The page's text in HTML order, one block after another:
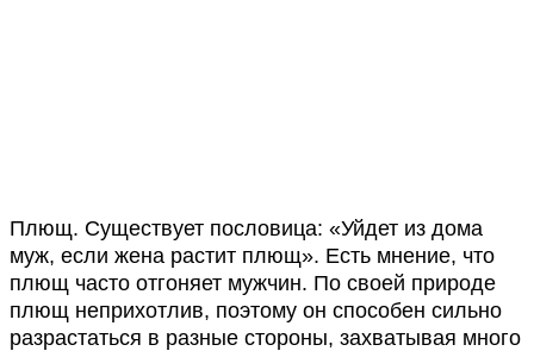
Плющ. Существует пословица: «Уйдет из дома
муж, если жена растит плющ». Есть мнение, что
плющ часто отгоняет мужчин. По своей природе
плющ неприхотлив, поэтому он способен сильно
разрастаться в разные стороны, захватывая много